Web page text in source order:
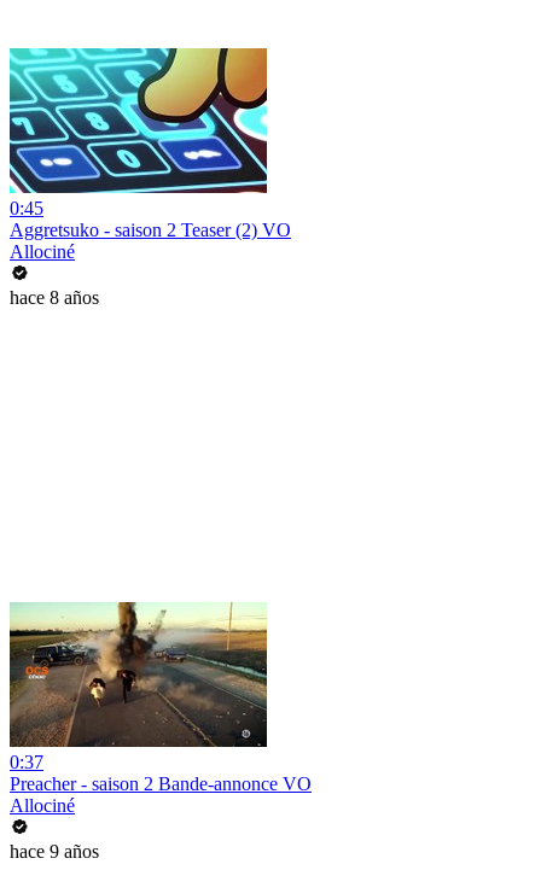
0:45
Aggretsuko - saison 2 Teaser (2) VO
Allociné
hace 8 años
0:37
Preacher - saison 2 Bande-annonce VO
Allociné
hace 9 años